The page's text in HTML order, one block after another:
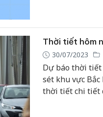
Thời tiết hôm
30/07/2023
Dự báo thời tiết
sét khu vực
thời tiết chi tiết